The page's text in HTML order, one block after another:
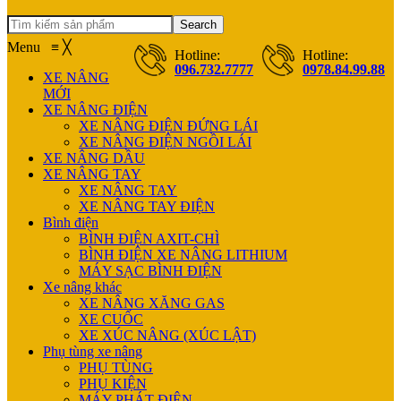
Search
Hotline:
096.732.7777
Hotline:
0978.84.99.88
Menu ≡ ╳
XE NÂNG
MỚI
XE NÂNG ĐIỆN
XE NÂNG ĐIỆN ĐỨNG LÁI
XE NÂNG ĐIỆN NGỒI LÁI
XE NÂNG DẦU
XE NÂNG TAY
XE NÂNG TAY
XE NÂNG TAY ĐIỆN
Bình điện
BÌNH ĐIỆN AXIT-CHÌ
BÌNH ĐIỆN XE NÂNG LITHIUM
MÁY SẠC BÌNH ĐIỆN
Xe nâng khác
XE NÂNG XĂNG GAS
XE CUỐC
XE XÚC NÂNG (XÚC LẬT)
Phụ tùng xe nâng
PHỤ TÙNG
PHỤ KIỆN